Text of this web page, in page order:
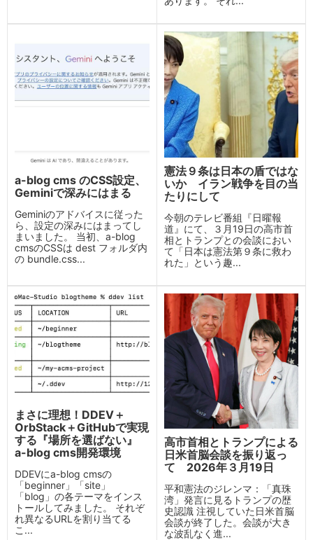
a-blog cms のCSS設定、
Geminiで深みにはまる
Geminiのアドバイスに従った
ら、設定の深みにはまってし
まいました。 当初、a-blog
cmsのCSSは dest フォルダ内
の bundle.css...
憲法９条は日本の盾ではな
いか イラン戦争を目の当
たりにして
今朝のテレビ番組『日曜報
道』にて、３月19日の高市首
相とトランプとの会談におい
て「日本は憲法第９条に救わ
れた」という趣...
まさに理想！DDEV＋
OrbStack＋GitHubで実現
する『場所を選ばない』
a-blog cms開発環境
DDEVにa-blog cmsの
「beginner」「site」
「blog」の各テーマをインス
トールしてみました。 それぞ
れ異なるURLを割り当てる
こ...
高市首相とトランプによる
日米首脳会談を振り返っ
て 2026年３月19日
平和憲法のジレンマ：「真珠
湾」発言に見るトランプの歴
史認識 注視していた日米首脳
会談が終了した。会談が大き
な波乱なく進...